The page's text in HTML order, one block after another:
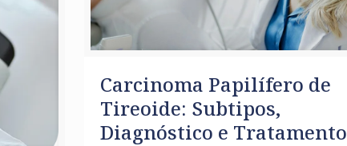
Carcinoma Papilífero de
Tireoide: Subtipos,
Diagnóstico e Tratamento